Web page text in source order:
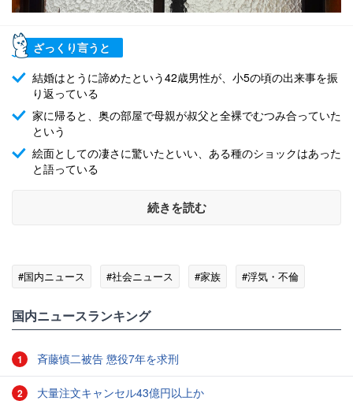
ざっくり言うと
結婚はとうに諦めたという42歳男性が、小5の頃の出来事を振
り返っている
家に帰ると、奥の部屋で母親が叔父と全裸でむつみ合っていた
という
絵面としての凄さに驚いたといい、ある種のショックはあった
と語っている
続きを読む
#国内ニュース #社会ニュース #家族 #浮気・不倫
国内ニュースランキング
1 斉藤慎二被告 懲役7年を求刑
2 大量注文キャンセル43億円以上か